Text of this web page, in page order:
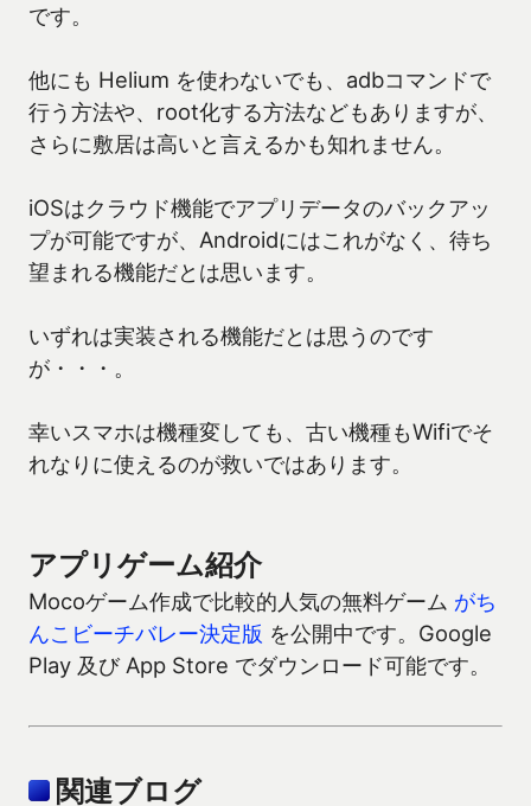
です。
他にも Helium を使わないでも、adbコマンドで
行う方法や、root化する方法などもありますが、
さらに敷居は高いと言えるかも知れません。
iOSはクラウド機能でアプリデータのバックアッ
プが可能ですが、Androidにはこれがなく、待ち
望まれる機能だとは思います。
いずれは実装される機能だとは思うのです
が・・・。
幸いスマホは機種変しても、古い機種もWifiでそ
れなりに使えるのが救いではあります。
アプリゲーム紹介
Mocoゲーム作成で比較的人気の無料ゲーム がち
んこビーチバレー決定版 を公開中です。Google
Play 及び App Store でダウンロード可能です。
関連ブログ